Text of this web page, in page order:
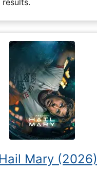
Mary (2026)